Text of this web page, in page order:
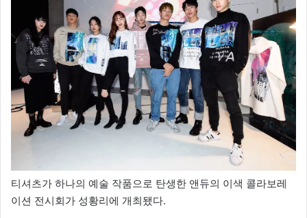
티셔츠가 하나의 예술 작품으로 탄생한 앤듀의 이색 콜라보레
이션 전시회가 성황리에 개최됐다.